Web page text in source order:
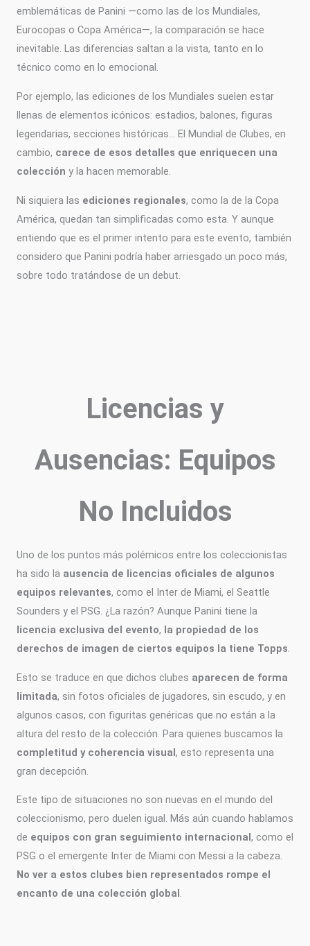
emblemáticas de Panini —como las de los Mundiales,
Eurocopas o Copa América—, la comparación se hace
inevitable. Las diferencias saltan a la vista, tanto en lo
técnico como en lo emocional.
Por ejemplo, las ediciones de los Mundiales suelen estar
llenas de elementos icónicos: estadios, balones, figuras
legendarias, secciones históricas… El Mundial de Clubes, en
cambio, carece de esos detalles que enriquecen una
colección y la hacen memorable.
Ni siquiera las ediciones regionales, como la de la Copa
América, quedan tan simplificadas como esta. Y aunque
entiendo que es el primer intento para este evento, también
considero que Panini podría haber arriesgado un poco más,
sobre todo tratándose de un debut.
Licencias y
Ausencias: Equipos
No Incluidos
Uno de los puntos más polémicos entre los coleccionistas
ha sido la ausencia de licencias oficiales de algunos
equipos relevantes, como el Inter de Miami, el Seattle
Sounders y el PSG. ¿La razón? Aunque Panini tiene la
licencia exclusiva del evento, la propiedad de los
derechos de imagen de ciertos equipos la tiene Topps.
Esto se traduce en que dichos clubes aparecen de forma
limitada, sin fotos oficiales de jugadores, sin escudo, y en
algunos casos, con figuritas genéricas que no están a la
altura del resto de la colección. Para quienes buscamos la
completitud y coherencia visual, esto representa una
gran decepción.
Este tipo de situaciones no son nuevas en el mundo del
coleccionismo, pero duelen igual. Más aún cuando hablamos
de equipos con gran seguimiento internacional, como el
PSG o el emergente Inter de Miami con Messi a la cabeza.
No ver a estos clubes bien representados rompe el
encanto de una colección global.